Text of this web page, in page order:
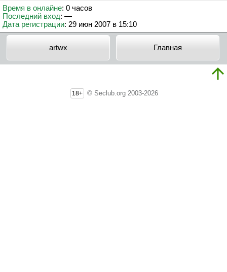
Время в онлайне: 0 часов
Последний вход: —
Дата регистрации: 29 июн 2007 в 15:10
artwx Главная
18+ © Seclub.org 2003-2026